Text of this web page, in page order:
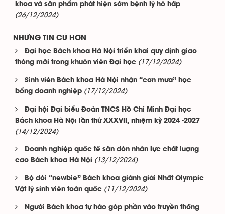
khoa và sản phẩm phát hiện sớm bệnh lý hô hấp
(26/12/2024)
NHỮNG TIN CŨ HƠN
Đại học Bách khoa Hà Nội triển khai quy định giao
thông mới trong khuôn viên Đại học (17/12/2024)
Sinh viên Bách khoa Hà Nội nhận “cơn mưa” học
bổng doanh nghiệp (17/12/2024)
Đại hội Đại biểu Đoàn TNCS Hồ Chí Minh Đại học
Bách khoa Hà Nội lần thứ XXXVII, nhiệm kỳ 2024 -2027
(14/12/2024)
Doanh nghiệp quốc tế săn đón nhân lực chất lượng
cao Bách khoa Hà Nội (13/12/2024)
Bộ đôi “newbie” Bách khoa giành giải Nhất Olympic
Vật lý sinh viên toàn quốc (11/12/2024)
Người Bách khoa tự hào góp phần vào truyền thống